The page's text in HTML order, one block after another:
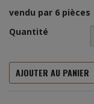
vendu par 6 pièces
Quantité
AJOUTER AU PANIER